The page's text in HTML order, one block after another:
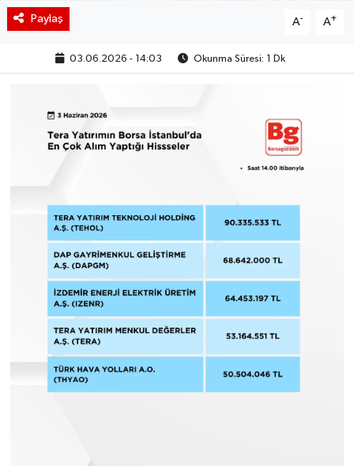
Paylaş A- A+
03.06.2026 - 14:03 Okunma Süresi: 1 Dk
Hakkımızda
İletişim